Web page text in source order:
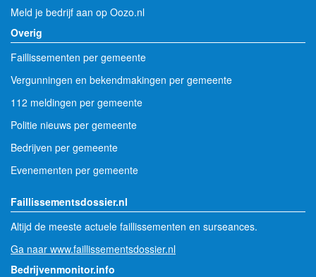
Meld je bedrijf aan op Oozo.nl
Overig
Faillissementen per gemeente
Vergunningen en bekendmakingen per gemeente
112 meldingen per gemeente
Politie nieuws per gemeente
Bedrijven per gemeente
Evenementen per gemeente
Faillissementsdossier.nl
Altijd de meeste actuele faillissementen en surseances.
Ga naar www.faillissementsdossier.nl
Bedrijvenmonitor.info